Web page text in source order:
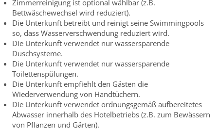
Zimmerreinigung ist optional wählbar (z.B.
Bettwäschewechsel wird reduziert).
Die Unterkunft betreibt und reinigt seine Swimmingpools
so, dass Wasserverschwendung reduziert wird.
Die Unterkunft verwendet nur wassersparende
Duschsysteme.
Die Unterkunft verwendet nur wassersparende
Toilettenspülungen.
Die Unterkunft empfiehlt den Gästen die
Wiederverwendung von Handtüchern.
Die Unterkunft verwendet ordnungsgemäß aufbereitetes
Abwasser innerhalb des Hotelbetriebs (z.B. zum Bewässern
von Pflanzen und Gärten).